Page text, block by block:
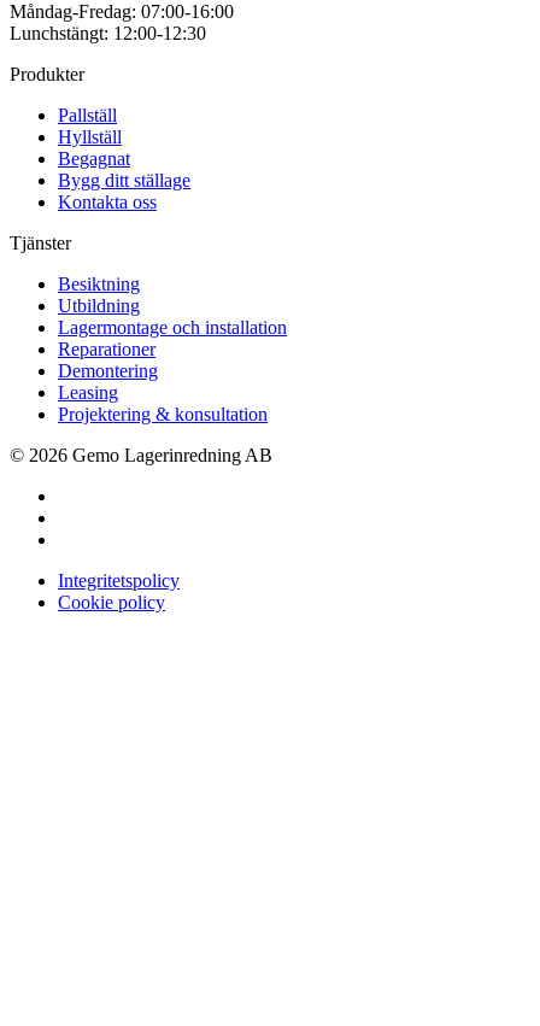
Måndag-Fredag: 07:00-16:00
Lunchstängt: 12:00-12:30
Produkter
Pallställ
Hyllställ
Begagnat
Bygg ditt ställage
Kontakta oss
Tjänster
Besiktning
Utbildning
Lagermontage och installation
Reparationer
Demontering
Leasing
Projektering & konsultation
© 2026 Gemo Lagerinredning AB
Integritetspolicy
Cookie policy